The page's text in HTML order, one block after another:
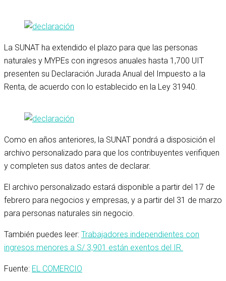
La SUNAT ha extendido el plazo para que las personas
naturales y MYPEs con ingresos anuales hasta 1,700 UIT
presenten su Declaración Jurada Anual del Impuesto a la
Renta, de acuerdo con lo establecido en la Ley 31940.
Como en años anteriores, la SUNAT pondrá a disposición el
archivo personalizado para que los contribuyentes verifiquen
y completen sus datos antes de declarar.
El archivo personalizado estará disponible a partir del 17 de
febrero para negocios y empresas, y a partir del 31 de marzo
para personas naturales sin negocio.
También puedes leer: Trabajadores independientes con
ingresos menores a S/ 3,901 están exentos del IR.
Fuente: EL COMERCIO